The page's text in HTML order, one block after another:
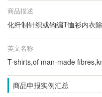
商品描述
化纤制针织或钩编T恤衫内衣
英文名称
T-shirts,of man-made
商品申报实例汇总